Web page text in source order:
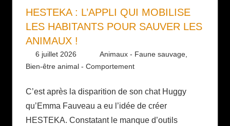
HESTEKA : L’APPLI QUI MOBILISE
LES HABITANTS POUR SAUVER LES
ANIMAUX !
6 juillet 2026 Daniel
Animaux - Faune sauvage,
Bien-être animal - Comportement
C’est après la disparition de son chat Huggy
qu’Emma Fauveau a eu l’idée de créer
HESTEKA. Constatant le manque d’outils